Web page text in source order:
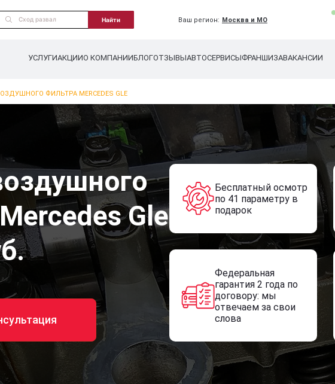
Найти Ваш регион: Москва и МО
УСЛУГИАКЦИИО КОМПАНИИБЛОГОТЗЫВЫАВТОСЕРВИСЫФРАНШИЗАВАКАНСИИ
ФИЛЬТРА MERCEDES GLE
Gle
Бесплатный осмотр
по 41 параметру в
подарок
Федеральная
гарантия 2 года по
договору: мы
отвечаем за свои
слова